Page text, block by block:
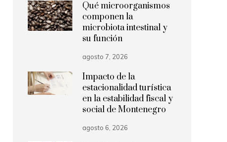
Qué microorganismos
componen la
microbiota intestinal y
su función
agosto 7, 2026
Impacto de la
estacionalidad turística
en la estabilidad fiscal y
social de Montenegro
agosto 6, 2026